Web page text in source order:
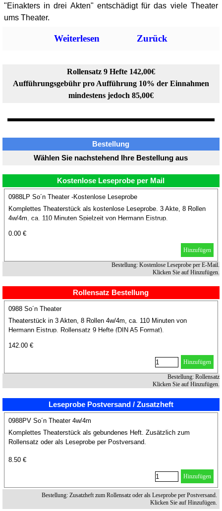
"Einakters in drei Akten" entschädigt für das viele Theater
ums Theater.
Weiterlesen Zurück
Rollensatz 9 Hefte 142,00€
Aufführungsgebühr pro Aufführung 10% der Einnahmen
mindestens jedoch 85,00€
Bestellung
Wählen Sie nachstehend Ihre Bestellung aus
Kostenlose Leseprobe per Mail
0988LP So´n Theater -Kostenlose Leseprobe
Komplettes Theaterstück als kostenlose Leseprobe. 3 Akte, 8 Rollen
4w/4m, ca. 110 Minuten Spielzeit von Hermann Eistrup.
0.00 €
Hinzufügen
Bestellung: Kostenlose Leseprobe per E-Mail.
Klicken Sie auf Hinzufügen.
Rollensatz Bestellung
0988 So´n Theater
Theaterstück in 3 Akten, 8 Rollen 4w/4m, ca. 110 Minuten von
Hermann Eistrup. Rollensatz 9 Hefte (DIN A5 Format).
142.00 €
Hinzufügen
Bestellung: Rollensatz
Klicken Sie auf Hinzufügen.
Leseprobe Postversand / Zusatzheft
0988PV So´n Theater 4w/4m
Komplettes Theaterstück als gebundenes Heft. Zusätzlich zum
Rollensatz oder als Leseprobe per Postversand.
8.50 €
Hinzufügen
Bestellung: Zusatzheft zum Rollensatz oder als Leseprobe per Postversand.
Klicken Sie auf Hinzufügen.